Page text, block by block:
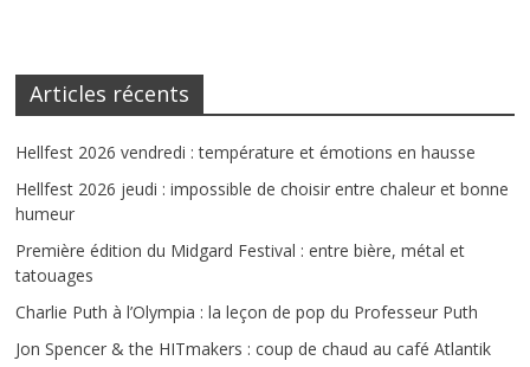
Articles récents
Hellfest 2026 vendredi : température et émotions en hausse
Hellfest 2026 jeudi : impossible de choisir entre chaleur et bonne
humeur
Première édition du Midgard Festival : entre bière, métal et
tatouages
Charlie Puth à l’Olympia : la leçon de pop du Professeur Puth
Jon Spencer & the HITmakers : coup de chaud au café Atlantik